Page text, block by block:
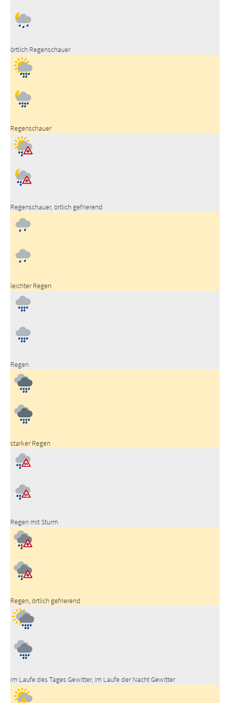
örtlich Regenschauer
Regenschauer
Regenschauer, örtlich gefrierend
leichter Regen
Regen
starker Regen
Regen mit Sturm
Regen, örtlich gefrierend
im Laufe des Tages Gewitter, im Laufe der Nacht Gewitter